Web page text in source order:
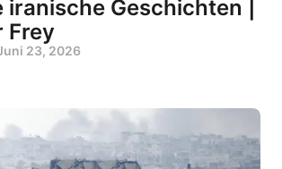
iranische Geschichten |
Frey
23, 2026